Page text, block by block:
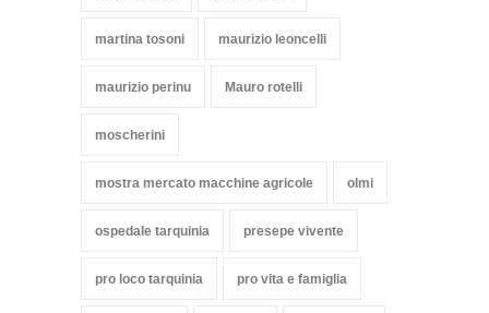
martina tosoni maurizio leoncelli
maurizio perinu Mauro rotelli
moscherini
mostra mercato macchine agricole olmi
ospedale tarquinia presepe vivente
pro loco tarquinia pro vita e famiglia